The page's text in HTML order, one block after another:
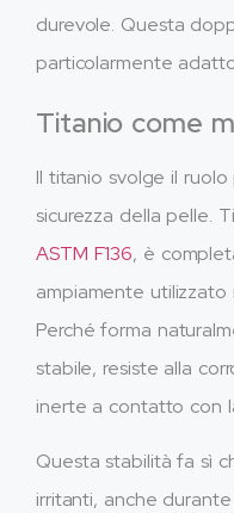
durevole. Questa
particolarmente
Titanio come
Il titanio svolge il
sicurezza della pelle.
ASTM F136, è
ampiamente utilizzato
Perché forma
stabile, resiste alla
inerte a contatto con
Questa stabilità fa sì
irritanti, anche